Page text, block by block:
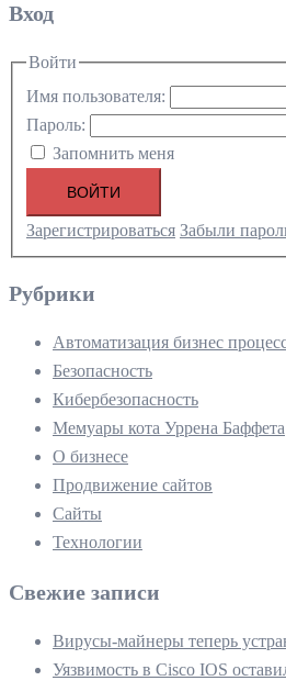
Вход
Войти
Имя пользователя:
Пароль:
Запомнить меня
ВОЙТИ
Зарегистрироваться Забыли
Рубрики
Автоматизация бизнес
Безопасность
Кибербезопасность
Мемуары кота Уррена Баффета
О бизнесе
Продвижение сайтов
Сайты
Технологии
Свежие записи
Вирусы-майнеры теперь
Уязвимость в Cisco IOS